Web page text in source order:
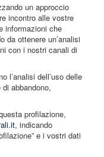
un approccio
incontro alle vostre
informazioni che
da ottenere un’analisi
con i nostri canali di
l’analisi dell’uso delle
abbandono,
profilazione,
, indicando
e i vostri dati